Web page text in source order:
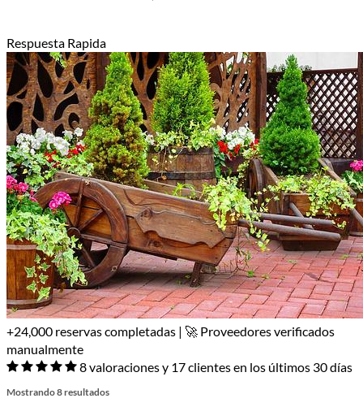
Respuesta Rapida
+24,000 reservas completadas | 🚀 Proveedores verificados
manualmente
8 valoraciones y 17 clientes en los últimos 30 días
Mostrando 8 resultados